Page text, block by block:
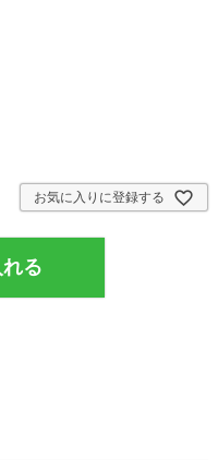
お気に入りに登録する
る